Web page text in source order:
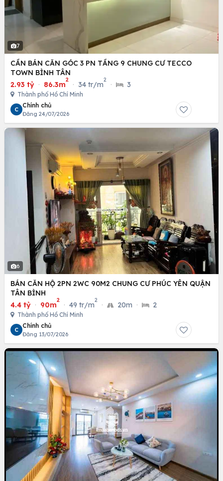
7
CẦN BÁN CĂN GÓC 3 PN TẦNG 9 CHUNG CƯ TECCO
TOWN BÌNH TÂN
2.93 tỷ · 86.3m
2
· 34 tr/m
2
· 3
Thành phố Hồ Chí Minh
C
Chính chủ
Đăng 24/07/2026
6
BÁN CĂN HỘ 2PN 2WC 90M2 CHUNG CƯ PHÚC YÊN QUẬN
TÂN BÌNH
4.4 tỷ · 90m
2
· 49 tr/m
2
· 20m · 2
Thành phố Hồ Chí Minh
C
Chính chủ
Đăng 13/07/2026